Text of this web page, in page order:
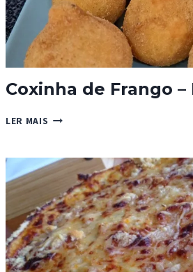
Coxinha de Frango –
LER MAIS COXINHA
–
BRASIL